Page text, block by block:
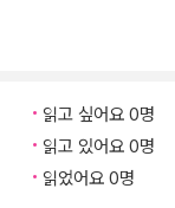
일까?’ 등의 질문을
습니다. ▶ 《방
전’을 시작하고, 점
읽고 싶어요 0명
읽고 있어요 0명
읽었어요 0명